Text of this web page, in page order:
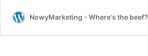
NowyMarketing - Where's the beef?